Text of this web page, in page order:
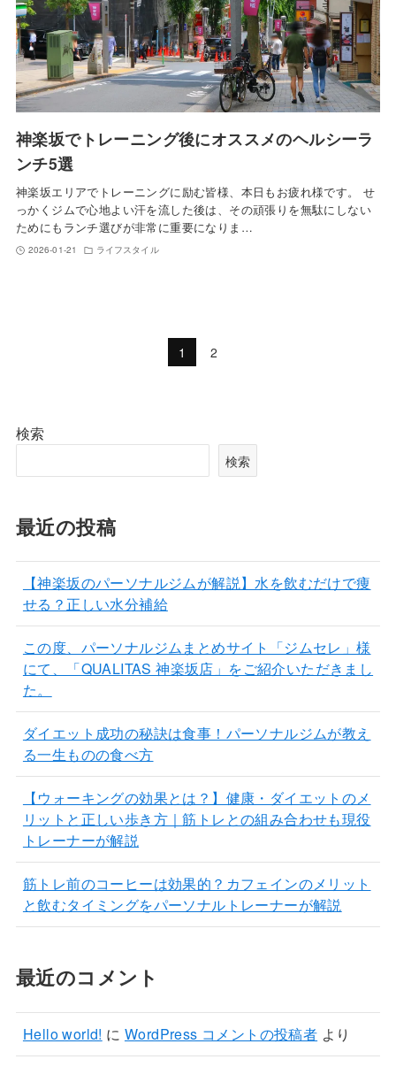
神楽坂でトレーニング後にオススメのヘルシーラ
ンチ5選
神楽坂エリアでトレーニングに励む皆様、本日もお疲れ様です。 せ
っかくジムで心地よい汗を流した後は、その頑張りを無駄にしない
ためにもランチ選びが非常に重要になりま…
2026-01-21 ライフスタイル
1 2
検索
検索
最近の投稿
【神楽坂のパーソナルジムが解説】水を飲むだけで痩
せる？正しい水分補給
この度、パーソナルジムまとめサイト「ジムセレ」様
にて、「QUALITAS 神楽坂店」をご紹介いただきまし
た。
ダイエット成功の秘訣は食事！パーソナルジムが教え
る一生ものの食べ方
【ウォーキングの効果とは？】健康・ダイエットのメ
リットと正しい歩き方｜筋トレとの組み合わせも現役
トレーナーが解説
筋トレ前のコーヒーは効果的？カフェインのメリット
と飲むタイミングをパーソナルトレーナーが解説
最近のコメント
Hello world! に WordPress コメントの投稿者 より